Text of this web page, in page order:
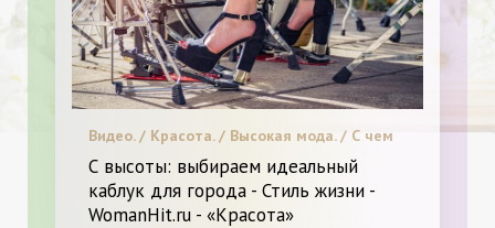
Видео. / Красота. / Высокая мода. / С чем
носить. / Я и Красота. / Секреты красоты.
С высоты: выбираем идеальный
каблук для города - Стиль жизни -
WomanHit.ru - «Красота»